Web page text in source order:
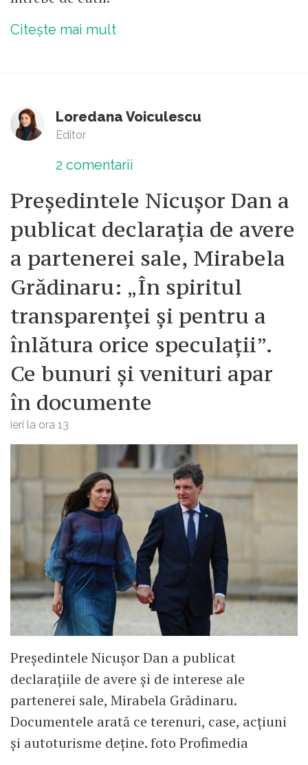
Citește mai mult
Loredana Voiculescu
Editor
2 comentarii
Președintele Nicușor Dan a
publicat declarația de avere
a partenerei sale, Mirabela
Grădinaru: „În spiritul
transparenței și pentru a
înlătura orice speculații”.
Ce bunuri și venituri apar
în documente
ieri la ora 13
Președintele Nicușor Dan a publicat
declarațiile de avere și de interese ale
partenerei sale, Mirabela Grădinaru.
Documentele arată ce terenuri, case, acțiuni
și autoturisme deține. foto Profimedia